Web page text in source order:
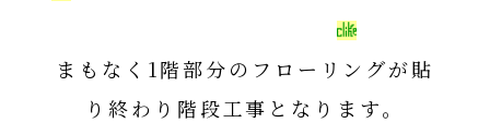
まもなく1階部分のフローリングが貼
り終わり階段工事となります。